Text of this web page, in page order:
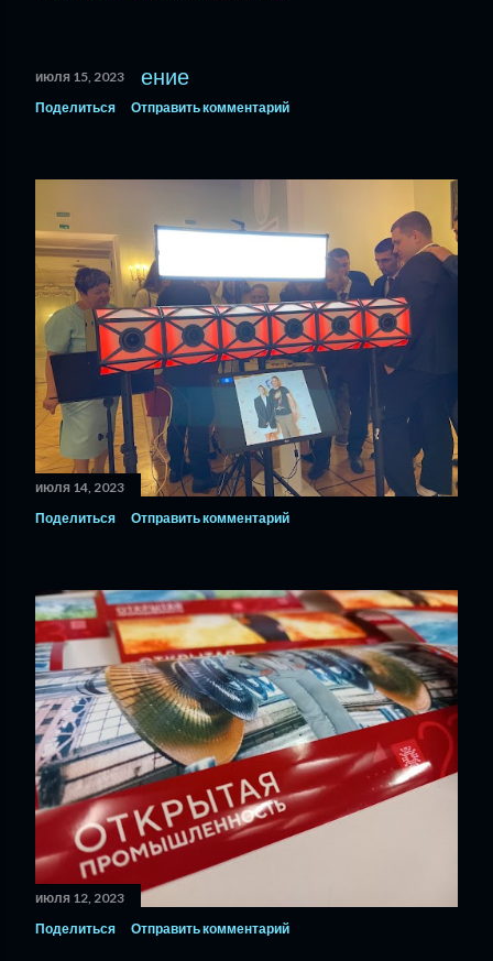
июля 15, 2023
Поделиться
Отправить комментарий
июля 14, 2023
Поделиться
Отправить комментарий
июля 12, 2023
Поделиться
Отправить комментарий